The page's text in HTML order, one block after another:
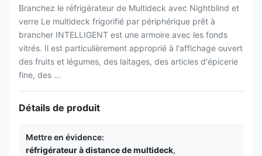
Branchez le réfrigérateur de Multideck avec Nightblind et
verre Le multideck frigorifié par périphérique prêt à
brancher INTELLIGENT est une armoire avec les fonds
vitrés. Il est particulièrement approprié à l'affichage ouvert
des fruits et légumes, des laitages, des articles d'épicerie
fine, des ...
Détails de produit
Mettre en évidence:
réfrigérateur à distance de multideck,